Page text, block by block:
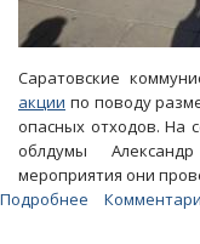
Саратовские
акции по поводу
опасных отходов. На
облдумы
мероприятия они
Подробнее